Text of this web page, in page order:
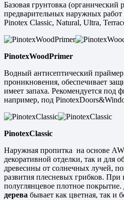
Базовая грунтовка (органический
предварительных наружных работ
Pinotex Classic, Natural, Ultra,
PinotexWoodPrimer
Водный антисептический
проникновения, обеспечивает
имеет запаха. Рекомендуется под
например, под
PinotexClassic
Наружная пропитка на основе
декоративной отделки, так и для
древесины от солнечных лучей,
развития плесневых грибков. При
полуглянцевое плотное
дерева бывает как цветная, так и